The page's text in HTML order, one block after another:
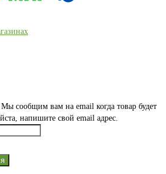
Мы сообщим вам на email когда товар будет
напишите свой email адрес.